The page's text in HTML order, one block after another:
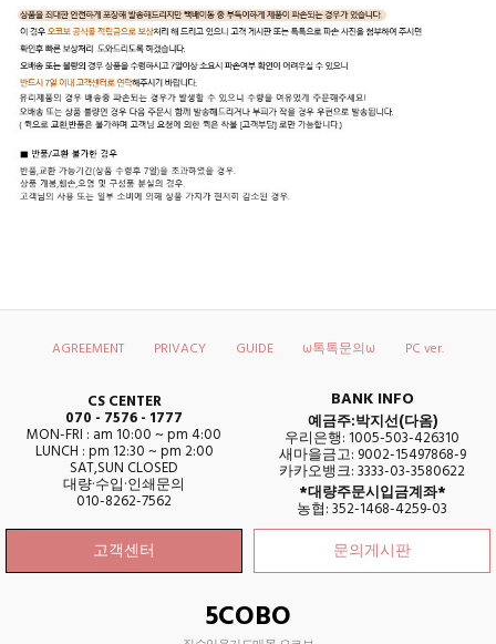
AGREEMENT PRIVACY GUIDE ω톡톡문의ω PC ver.
CS CENTER
070 - 7576 - 1777
MON-FRI : am 10:00 ~ pm 4:00
LUNCH : pm 12:30 ~ pm 2:00
SAT,SUN CLOSED
대량·수입·인쇄문의
010-8262-7562
고객센터
BANK INFO
예금주:박지선(다옴)
우리은행: 1005-503-426310
새마을금고: 9002-15497868-9
카카오뱅크: 3333-03-3580622
*대량주문시입금계좌*
농협: 352-1468-4259-03
문의게시판
5COBO